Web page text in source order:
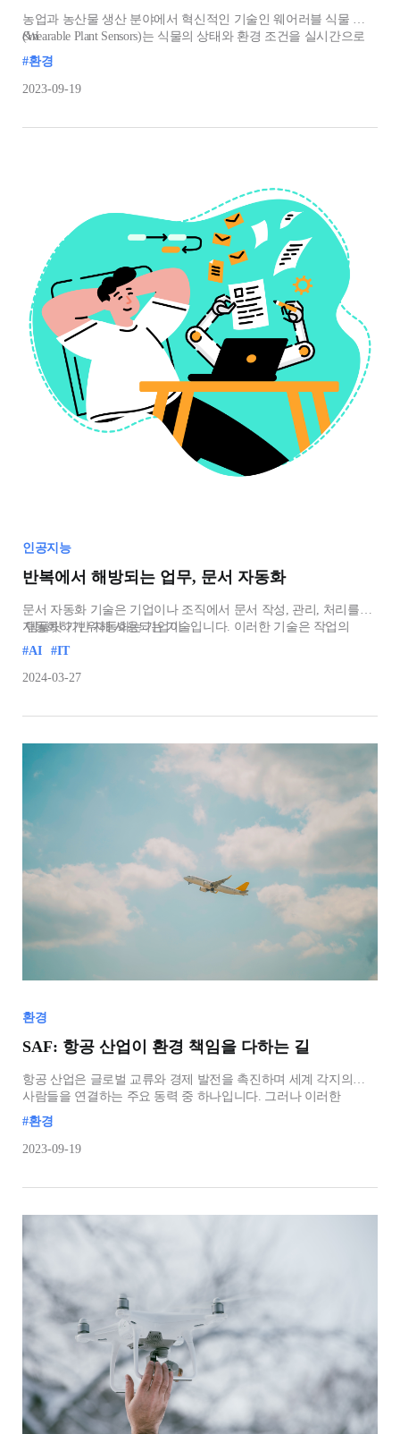
농업과 농산물 생산 분야에서 혁신적인 기술인 웨어러블 식물 센서
(Wearable Plant Sensors)는 식물의 상태와 환경 조건을 실시간으로
모니터링하는 데 사용되고 있습니다. 이 센서들은 작은 장치로
구성되어 식물의 잎, 줄기, 뿌리 주변에 부착하거나 설치하여
다양한 데이터를 수집하며, 농부, 정원사 및 농업 연구원들이
&n
#환경
2023-09-19
인공지능
반복에서 해방되는 업무, 문서 자동화
문서 자동화 기술은 기업이나 조직에서 문서 작성, 관리, 처리를
자동화하기 위해 사용되는 기술입니다. 이러한 기술은 작업의
효율성을 높이고, 작업의 일관성과 정확성을 향상시킵니다. 템플릿
도구활용, 데이터 통합과 자동화, 인공지능(AI) 기반 자동화가 문서
템플릿 기반 자동화는 기업이
#AI
#IT
2024-03-27
환경
SAF: 항공 산업이 환경 책임을 다하는 길
항공 산업은 글로벌 교류와 경제 발전을 촉진하며 세계 각지의
사람들을 연결하는 주요 동력 중 하나입니다. 그러나 이러한
이점과 함께 항공 운송은 대기 오염과 탄소 배출과 같은 환경
문제로 인해 증대하는 비판에 직면하고 있습니다. 이러한 문제를
해결하기 위한 한 가지 혁신적인 해결책은 '지속가능한 항공연료
#환경
2023-09-19